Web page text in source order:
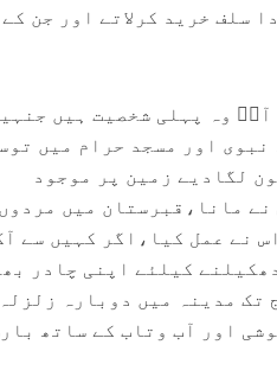
سلف خرید کرلاتے اور جن
وہ پہلی شخصیت ہیں
گیا،17ہجری میں مسجد نبوی اور مسجد حرام میں
لگادیے زمین پر موجود
مانا،قبرستان میں
نے عمل کیا،اگر کہیں سے
کیلئے اپنی چادر
مدینہ میں دوبارہ زلزلہ
اور آب وتاب کے ساتھ